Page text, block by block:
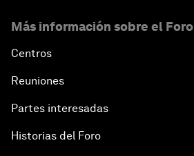
Más información sobre el Foro
Centros
Reuniones
Partes interesadas
Historias del Foro